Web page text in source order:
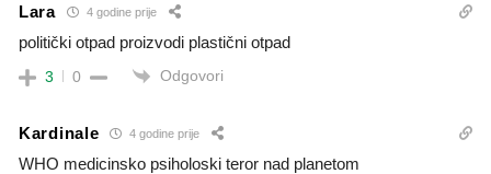
Lara 4 godine prije
politički otpad proizvodi plastični otpad
3 0 Odgovori
Kardinale 4 godine prije
WHO medicinsko psiholoski teror nad planetom